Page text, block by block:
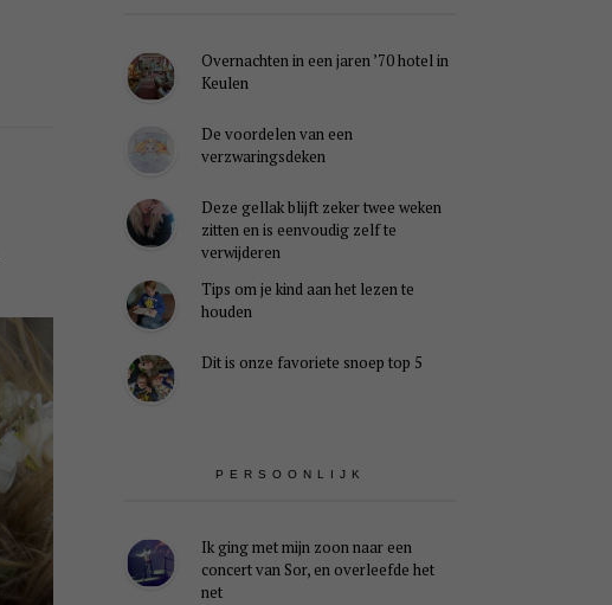
Overnachten in een jaren ’70 hotel in
Keulen
De voordelen van een
verzwaringsdeken
Deze gellak blijft zeker twee weken
zitten en is eenvoudig zelf te
verwijderen
Tips om je kind aan het lezen te
houden
Dit is onze favoriete snoep top 5
PERSOONLIJK
Ik ging met mijn zoon naar een
concert van Sor, en overleefde het
net